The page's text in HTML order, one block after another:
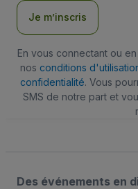
Je m’inscris
En vous connectant ou
nos conditions
confidentialité. Vous
SMS de notre part et
Des événements en